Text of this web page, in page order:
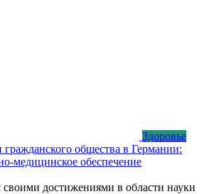
Здоровье
гражданского общества в Германии:
медицинское обеспечение
своими достижениями в области науки